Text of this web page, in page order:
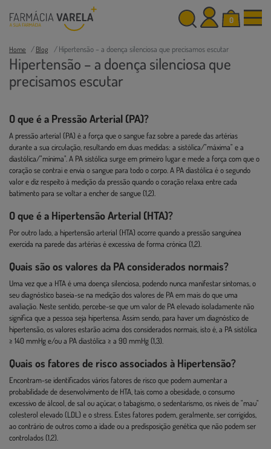
0
Home Blog Hipertensão – a doença silenciosa que precisamos escutar
Hipertensão – a doença silenciosa que
precisamos escutar
O que é a Pressão Arterial (PA)?
A pressão arterial (PA) é a força que o sangue faz sobre a parede das artérias
durante a sua circulação, resultando em duas medidas: a sistólica/"máxima" e a
diastólica/"mínima". A PA sistólica surge em primeiro lugar e mede a força com que o
coração se contrai e envia o sangue para todo o corpo. A PA diastólica é o segundo
valor e diz respeito à medição da pressão quando o coração relaxa entre cada
batimento para se voltar a encher de sangue (1,2).
O que é a Hipertensão Arterial (HTA)?
Por outro lado, a hipertensão arterial (HTA) ocorre quando a pressão sanguínea
exercida na parede das artérias é excessiva de forma crónica (1,2).
Quais são os valores da PA considerados normais?
Uma vez que a HTA é uma doença silenciosa, podendo nunca manifestar sintomas, o
seu diagnóstico baseia-se na medição dos valores de PA em mais do que uma
avaliação. Neste sentido, percebe-se que um valor de PA elevado isoladamente não
significa que a pessoa seja hipertensa. Assim sendo, para haver um diagnóstico de
hipertensão, os valores estarão acima dos considerados normais, isto é, a PA sistólica
≥ 140 mmHg e/ou a PA diastólica ≥ a 90 mmHg (1,3).
Quais os fatores de risco associados à Hipertensão?
Encontram-se identificados vários fatores de risco que podem aumentar a
probabilidade de desenvolvimento de HTA, tais como a obesidade, o consumo
excessivo de álcool, de sal ou açúcar, o tabagismo, o sedentarismo, os níveis de "mau"
colesterol elevado (LDL) e o stress. Estes fatores podem, geralmente, ser corrigidos,
ao contrário de outros como a idade ou a predisposição genética que não podem ser
controlados (1,2).